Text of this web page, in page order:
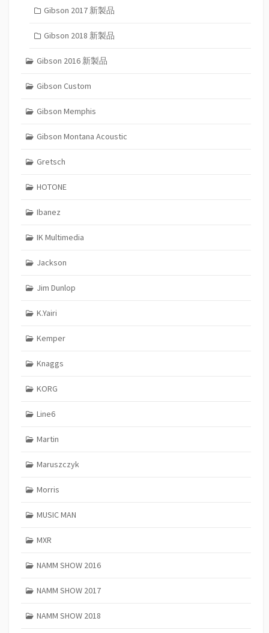
Gibson 2017 新製品
Gibson 2018 新製品
Gibson 2016 新製品
Gibson Custom
Gibson Memphis
Gibson Montana Acoustic
Gretsch
HOTONE
Ibanez
IK Multimedia
Jackson
Jim Dunlop
K.Yairi
Kemper
Knaggs
KORG
Line6
Martin
Maruszczyk
Morris
MUSIC MAN
MXR
NAMM SHOW 2016
NAMM SHOW 2017
NAMM SHOW 2018